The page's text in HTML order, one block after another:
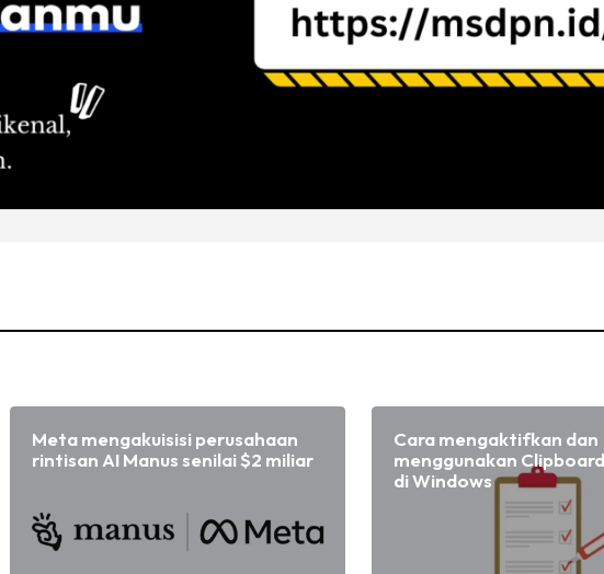
Meta mengakuisisi perusahaan
rintisan AI Manus senilai $2 miliar
Cara mengaktifkan dan
menggunakan
di Windows